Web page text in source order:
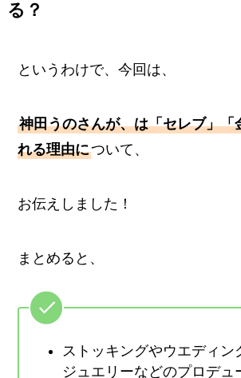
る？
というわけで、今回は、
神田うのさんが、は「セレブ」「
れる理由について、
お伝えしました！
まとめると、
ストッキングやウエディン
ジュエリーなどのプロデュ